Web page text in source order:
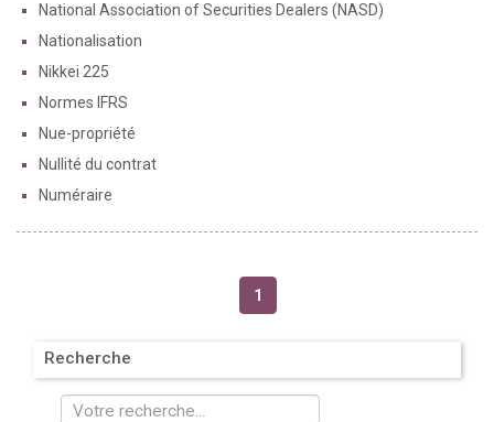
National Association of Securities Dealers (NASD)
Nationalisation
Nikkei 225
Normes IFRS
Nue-propriété
Nullité du contrat
Numéraire
1
Recherche